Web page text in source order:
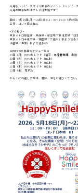
今月もハッピースマイル主催のイベント【ハッピー
今月の開催場所はコレド日本橋です！
日時：5月18日(月)～22日(金) 11：00～18:00（最終日
会場：コレド日本橋B1
<アクセス>
東京メトロ銀座線・東西線・都営地下鉄浅草線「日
東京メトロ半蔵門線・銀座線「三越前」駅より徒歩3
JR各線「東京」駅より徒歩6分
18日（月）PIPPOセレクト〔椿茶： 三陸椿物語、素麺
19日（火）PIPPOセレクト〔同上〕
20日（水）PIPPOセレクト〔同上〕
21日（木）PIPPOセレクト〔同上〕
22日（金） 花すた
お近くにお越しの際は、是非、足をお運びください。